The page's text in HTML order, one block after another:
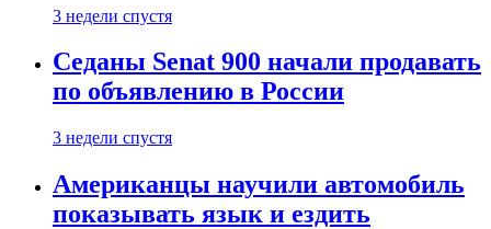
3 недели спустя
Седаны Senat 900 начали продавать
по объявлению в России
3 недели спустя
Американцы научили автомобиль
показывать язык и ездить